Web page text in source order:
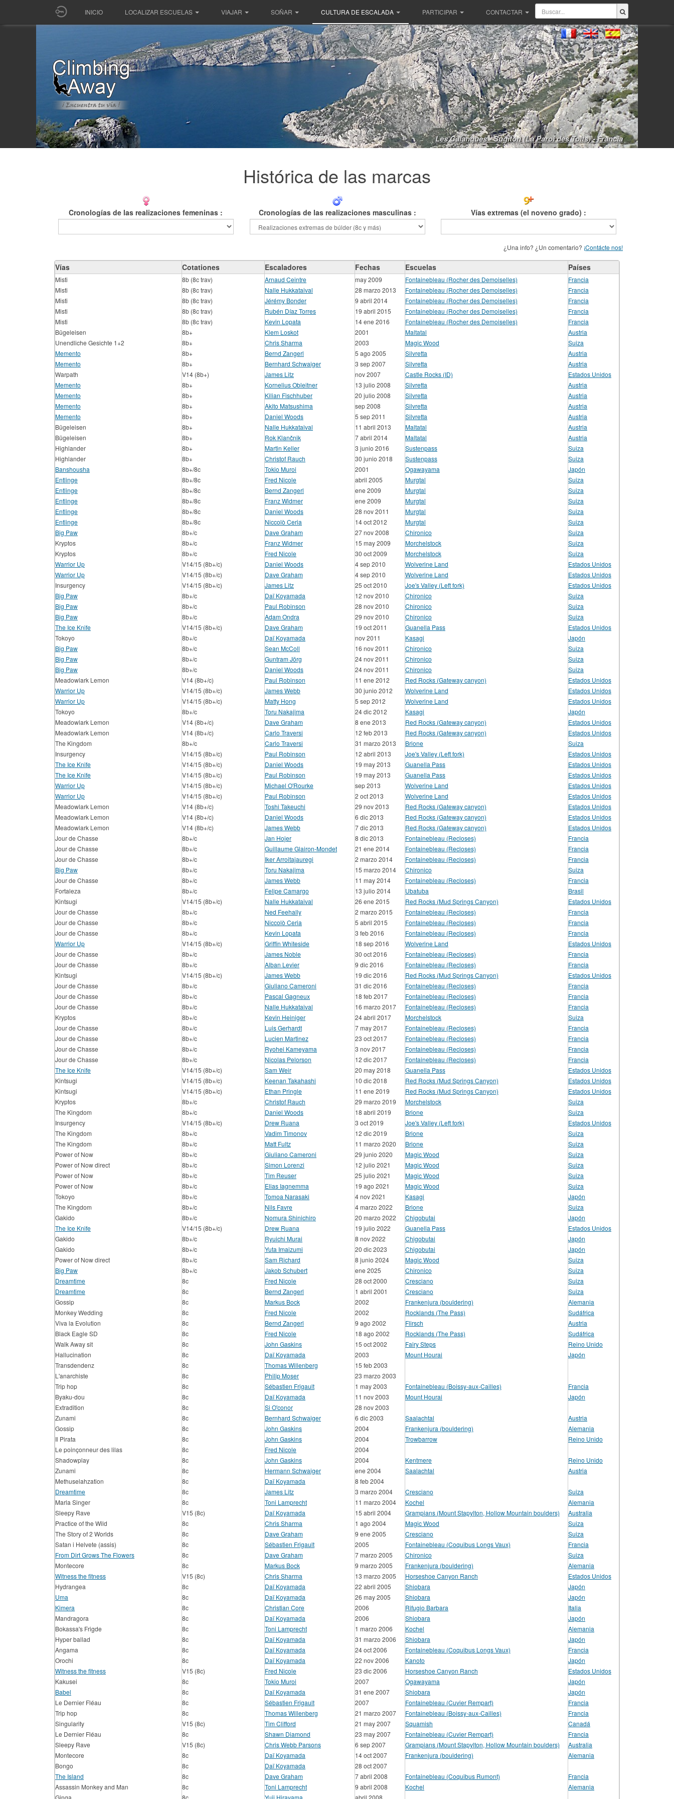
INICIO LOCALIZAR ESCUELAS VIAJAR SOÑAR CULTURA DE ESCALADA PARTICIPAR CONTACTAR
Les Calanques - Sugiton (La Paroi des Toits) - Francia
Histórica de las marcas
Cronologías de las realizaciones femeninas : Cronologías de las realizaciones masculinas : Vías extremas (el noveno grado) :
¿Una info? ¿Un comentario? ¡Contácte nos!
Vías Cotationes Escaladores Fechas Escuelas Países
Misti 8b (8c trav) Arnaud Ceintre may 2009 Fontainebleau (Rocher des Demoiselles)
Francia
Misti
8b (8c trav) Nalle Hukkataival 28 marzo 2013 Fontainebleau (Rocher des Demoiselles)
Francia
Misti
8b (8c trav) Jérémy Bonder 9 abril 2014 Fontainebleau (Rocher des Demoiselles)
Francia
Misti
8b (8c trav) Rubén Díaz Torres 19 abril 2015 Fontainebleau (Rocher des Demoiselles)
Francia
Misti
8b (8c trav) Kevin Lopata 14 ene 2016 Fontainebleau (Rocher des Demoiselles)
Francia
Bügeleisen
8b+ Klem Loskot 2001 Maltatal
Austria
Unendliche Gesichte 1+2
8b+ Chris Sharma 2003 Magic Wood
Suiza
Memento
8b+ Bernd Zangerl 5 ago 2005 Silvretta
Austria
Memento
8b+ Bernhard Schwaiger 3 sep 2007 Silvretta
Austria
Warpath
V14 (8b+) James Litz nov 2007 Castle Rocks (ID)
Estados Unidos
Memento
8b+ Kornelius Obleitner 13 julio 2008 Silvretta
Austria
Memento
8b+ Kilian Fischhuber 20 julio 2008 Silvretta
Austria
Memento
8b+ Akito Matsushima sep 2008 Silvretta
Austria
Memento
8b+ Daniel Woods 5 sep 2011 Silvretta
Austria
Bügeleisen
8b+ Nalle Hukkataival 11 abril 2013 Maltatal
Austria
Bügeleisen
8b+ Rok Klančnik 7 abril 2014 Maltatal
Austria
Highlander
8b+ Martin Keller 3 junio 2016 Sustenpass
Suiza
Highlander
8b+ Christof Rauch 30 junio 2018 Sustenpass
Suiza
Banshousha
8b+/8c Tokio Muroi 2001 Ogawayama
Japón
Entlinge
8b+/8c Fred Nicole abril 2005 Murgtal
Suiza
Entlinge
8b+/8c Bernd Zangerl ene 2009 Murgtal
Suiza
Entlinge
8b+/8c Franz Widmer ene 2009 Murgtal
Suiza
Entlinge
8b+/8c Daniel Woods 28 nov 2011 Murgtal
Suiza
Entlinge
8b+/8c Niccolò Ceria 14 oct 2012 Murgtal
Suiza
Big Paw
8b+/c Dave Graham 27 nov 2008 Chironico
Suiza
Kryptos
8b+/c Franz Widmer 15 may 2009 Morchelstock
Suiza
Kryptos
8b+/c Fred Nicole 30 oct 2009 Morchelstock
Suiza
Warrior Up
V14/15 (8b+/c) Daniel Woods 4 sep 2010 Wolverine Land
Estados Unidos
Warrior Up
V14/15 (8b+/c) Dave Graham 4 sep 2010 Wolverine Land
Estados Unidos
Insurgency
V14/15 (8b+/c) James Litz 25 oct 2010 Joe's Valley (Left fork)
Estados Unidos
Big Paw
8b+/c Daï Koyamada 12 nov 2010 Chironico
Suiza
Big Paw
8b+/c Paul Robinson 28 nov 2010 Chironico
Suiza
Big Paw
8b+/c Adam Ondra 29 nov 2010 Chironico
Suiza
The Ice Knife
V14/15 (8b+/c) Dave Graham 19 oct 2011 Guanella Pass
Estados Unidos
Tokoyo
8b+/c Daï Koyamada nov 2011 Kasagi
Japón
Big Paw
8b+/c Sean McColl 16 nov 2011 Chironico
Suiza
Big Paw
8b+/c Guntram Jörg 24 nov 2011 Chironico
Suiza
Big Paw
8b+/c Daniel Woods 24 nov 2011 Chironico
Suiza
Meadowlark Lemon
V14 (8b+/c) Paul Robinson 11 ene 2012 Red Rocks (Gateway canyon)
Estados Unidos
Warrior Up
V14/15 (8b+/c) James Webb 30 junio 2012 Wolverine Land
Estados Unidos
Warrior Up
V14/15 (8b+/c) Matty Hong 5 sep 2012 Wolverine Land
Estados Unidos
Tokoyo
8b+/c Toru Nakajima 24 dic 2012 Kasagi
Japón
Meadowlark Lemon
V14 (8b+/c) Dave Graham 8 ene 2013 Red Rocks (Gateway canyon)
Estados Unidos
Meadowlark Lemon
V14 (8b+/c) Carlo Traversi 12 feb 2013 Red Rocks (Gateway canyon)
Estados Unidos
The Kingdom
8b+/c Carlo Traversi 31 marzo 2013 Brione
Suiza
Insurgency
V14/15 (8b+/c) Paul Robinson 12 abril 2013 Joe's Valley (Left fork)
Estados Unidos
The Ice Knife
V14/15 (8b+/c) Daniel Woods 19 may 2013 Guanella Pass
Estados Unidos
The Ice Knife
V14/15 (8b+/c) Paul Robinson 19 may 2013 Guanella Pass
Estados Unidos
Warrior Up
V14/15 (8b+/c) Michael O'Rourke sep 2013 Wolverine Land
Estados Unidos
Warrior Up
V14/15 (8b+/c) Paul Robinson 2 oct 2013 Wolverine Land
Estados Unidos
Meadowlark Lemon
V14 (8b+/c) Toshi Takeuchi 29 nov 2013 Red Rocks (Gateway canyon)
Estados Unidos
Meadowlark Lemon
V14 (8b+/c) Daniel Woods 6 dic 2013 Red Rocks (Gateway canyon)
Estados Unidos
Meadowlark Lemon
V14 (8b+/c) James Webb 7 dic 2013 Red Rocks (Gateway canyon)
Estados Unidos
Jour de Chasse
8b+/c Jan Hojer 8 dic 2013 Fontainebleau (Recloses)
Francia
Jour de Chasse
8b+/c Guillaume Glairon-Mondet 21 ene 2014 Fontainebleau (Recloses)
Francia
Jour de Chasse
8b+/c Iker Arroitajauregi 2 marzo 2014 Fontainebleau (Recloses)
Francia
Big Paw
8b+/c Toru Nakajima 15 marzo 2014 Chironico
Suiza
Jour de Chasse
8b+/c James Webb 11 may 2014 Fontainebleau (Recloses)
Francia
Fortaleza
8b+/c Felipe Camargo 13 julio 2014 Ubatuba
Brasil
Kintsugi
V14/15 (8b+/c) Nalle Hukkataival 26 ene 2015 Red Rocks (Mud Springs Canyon)
Estados Unidos
Jour de Chasse
8b+/c Ned Feehally 2 marzo 2015 Fontainebleau (Recloses)
Francia
Jour de Chasse
8b+/c Niccolò Ceria 5 abril 2015 Fontainebleau (Recloses)
Francia
Jour de Chasse
8b+/c Kevin Lopata 3 feb 2016 Fontainebleau (Recloses)
Francia
Warrior Up
V14/15 (8b+/c) Griffin Whiteside 18 sep 2016 Wolverine Land
Estados Unidos
Jour de Chasse
8b+/c James Noble 30 oct 2016 Fontainebleau (Recloses)
Francia
Jour de Chasse
8b+/c Alban Levier 9 dic 2016 Fontainebleau (Recloses)
Francia
Kintsugi
V14/15 (8b+/c) James Webb 19 dic 2016 Red Rocks (Mud Springs Canyon)
Estados Unidos
Jour de Chasse
8b+/c Giuliano Cameroni 31 dic 2016 Fontainebleau (Recloses)
Francia
Jour de Chasse
8b+/c Pascal Gagneux 18 feb 2017 Fontainebleau (Recloses)
Francia
Jour de Chasse
8b+/c Nalle Hukkataival 16 marzo 2017 Fontainebleau (Recloses)
Francia
Kryptos
8b+/c Kevin Heiniger 24 abril 2017 Morchelstock
Suiza
Jour de Chasse
8b+/c Luis Gerhardt 7 may 2017 Fontainebleau (Recloses)
Francia
Jour de Chasse
8b+/c Lucien Martinez 23 oct 2017 Fontainebleau (Recloses)
Francia
Jour de Chasse
8b+/c Ryohei Kameyama 3 nov 2017 Fontainebleau (Recloses)
Francia
Jour de Chasse
8b+/c Nicolas Pelorson 12 dic 2017 Fontainebleau (Recloses)
Francia
The Ice Knife
V14/15 (8b+/c) Sam Weir 20 may 2018 Guanella Pass
Estados Unidos
Kintsugi
V14/15 (8b+/c) Keenan Takahashi 10 dic 2018 Red Rocks (Mud Springs Canyon)
Estados Unidos
Kintsugi
V14/15 (8b+/c) Ethan Pringle 11 ene 2019 Red Rocks (Mud Springs Canyon)
Estados Unidos
Kryptos
8b+/c Christof Rauch 29 marzo 2019 Morchelstock
Suiza
The Kingdom
8b+/c Daniel Woods 18 abril 2019 Brione
Suiza
Insurgency
V14/15 (8b+/c) Drew Ruana 3 oct 2019 Joe's Valley (Left fork)
Estados Unidos
The Kingdom
8b+/c Vadim Timonov 12 dic 2019 Brione
Suiza
The Kingdom
8b+/c Matt Fultz 11 marzo 2020 Brione
Suiza
Power of Now
8b+/c Giuliano Cameroni 29 junio 2020 Magic Wood
Suiza
Power of Now direct
8b+/c Simon Lorenzi 12 julio 2021 Magic Wood
Suiza
Power of Now
8b+/c Tim Reuser 25 julio 2021 Magic Wood
Suiza
Power of Now
8b+/c Elias Iagnemma 19 ago 2021 Magic Wood
Suiza
Tokoyo
8b+/c Tomoa Narasaki 4 nov 2021 Kasagi
Japón
The Kingdom
8b+/c Nils Favre 4 marzo 2022 Brione
Suiza
Gakido
8b+/c Nomura Shinichiro 20 marzo 2022 Chigobutai
Japón
The Ice Knife
V14/15 (8b+/c) Drew Ruana 19 julio 2022 Guanella Pass
Estados Unidos
Gakido
8b+/c Ryuichi Murai 8 nov 2022 Chigobutai
Japón
Gakido
8b+/c Yuta Imaizumi 20 dic 2023 Chigobutai
Japón
Power of Now direct
8b+/c Sam Richard 8 junio 2024 Magic Wood
Suiza
Big Paw
8b+/c Jakob Schubert ene 2025 Chironico
Suiza
Dreamtime
8c Fred Nicole 28 oct 2000 Cresciano
Suiza
Dreamtime
8c Bernd Zangerl 1 abril 2001 Cresciano
Suiza
Gossip
8c Markus Bock 2002 Frankenjura (bouldering)
Alemania
Monkey Wedding
8c Fred Nicole 2002 Rocklands (The Pass)
Sudáfrica
Viva la Evolution
8c Bernd Zangerl 9 ago 2002 Flirsch
Austria
Black Eagle SD
8c Fred Nicole 18 ago 2002 Rocklands (The Pass)
Sudáfrica
Walk Away sit
8c John Gaskins 15 oct 2002 Fairy Steps
Reino Unido
Hallucination
8c Daï Koyamada 2003 Mount Hourai
Japón
Transdendenz
8c Thomas Willenberg
15 feb 2003
L'anarchiste
8c Philip Moser
23 marzo 2003
Trip hop
8c Sébastien Frigault 1 may 2003 Fontainebleau (Boissy-aux-Cailles)
Francia
Byaku-dou
8c Daï Koyamada 11 nov 2003 Mount Hourai
Japón
Extradition
8c Si O'conor
28 nov 2003
Zunami
8c Bernhard Schwaiger 6 dic 2003 Saalachtal
Austria
Gossip
8c John Gaskins 2004 Frankenjura (bouldering)
Alemania
Il Pirata
8c John Gaskins 2004 Trowbarrow
Reino Unido
Le poinçonneur des lilas
8c Fred Nicole
2004
Shadowplay
8c John Gaskins 2004 Kentmere
Reino Unido
Zunami
8c Hermann Schwaiger ene 2004 Saalachtal
Austria
Methuselahzation
8c Daï Koyamada
8 feb 2004
Dreamtime
8c James Litz 3 marzo 2004 Cresciano
Suiza
Marla Singer
8c Toni Lamprecht 11 marzo 2004 Kochel
Alemania
Sleepy Rave
V15 (8c) Daï Koyamada 15 abril 2004 Grampians (Mount Stapylton, Hollow Mountain boulders)
Australia
Practice of the Wild
8c Chris Sharma 1 ago 2004 Magic Wood
Suiza
The Story of 2 Worlds
8c Dave Graham 9 ene 2005 Cresciano
Suiza
Satan i Helvete (assis)
8c Sébastien Frigault 2005 Fontainebleau (Coquibus Longs Vaux)
Francia
From Dirt Grows The Flowers
8c Dave Graham 7 marzo 2005 Chironico
Suiza
Montecore
8c Markus Bock 9 marzo 2005 Frankenjura (bouldering)
Alemania
Witness the fitness
V15 (8c) Chris Sharma 13 marzo 2005 Horseshoe Canyon Ranch
Estados Unidos
Hydrangea
8c Daï Koyamada 22 abril 2005 Shiobara
Japón
Uma
8c Daï Koyamada 26 may 2005 Shiobara
Japón
Kimera
8c Christian Core 2006 Rifugio Barbara
Italia
Mandragora
8c Daï Koyamada 2006 Shiobara
Japón
Bokassa's Frigde
8c Toni Lamprecht 1 marzo 2006 Kochel
Alemania
Hyper ballad
8c Daï Koyamada 31 marzo 2006 Shiobara
Japón
Angama
8c Daï Koyamada 24 oct 2006 Fontainebleau (Coquibus Longs Vaux)
Francia
Orochi
8c Daï Koyamada 22 nov 2006 Kanoto
Japón
Witness the fitness
V15 (8c) Fred Nicole 23 dic 2006 Horseshoe Canyon Ranch
Estados Unidos
Kakusei
8c Tokio Muroi 2007 Ogawayama
Japón
Babel
8c Daï Koyamada 31 ene 2007 Shiobara
Japón
Le Dernier Fléau
8c Sébastien Frigault 2007 Fontainebleau (Cuvier Rempart)
Francia
Trip hop
8c Thomas Willenberg 21 marzo 2007 Fontainebleau (Boissy-aux-Cailles)
Francia
Singularity
V15 (8c) Tim Clifford 21 may 2007 Squamish
Canadá
Le Dernier Fléau
8c Shawn Diamond 23 may 2007 Fontainebleau (Cuvier Rempart)
Francia
Sleepy Rave
V15 (8c) Chris Webb Parsons 6 sep 2007 Grampians (Mount Stapylton, Hollow Mountain boulders)
Australia
Montecore
8c Daï Koyamada 14 oct 2007 Frankenjura (bouldering)
Alemania
Bongo
8c Daï Koyamada
28 oct 2007
The Island
8c Dave Graham 7 abril 2008 Fontainebleau (Coquibus Rumont)
Francia
Assassin Monkey and Man
8c Toni Lamprecht 9 abril 2008 Kochel
Alemania
Ginga
8c Yuji Hirayama abril 2008